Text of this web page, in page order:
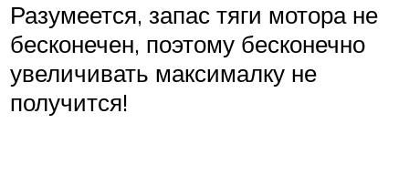
Разумеется, запас тяги мотора не
бесконечен, поэтому бесконечно
увеличивать максималку не
получится!